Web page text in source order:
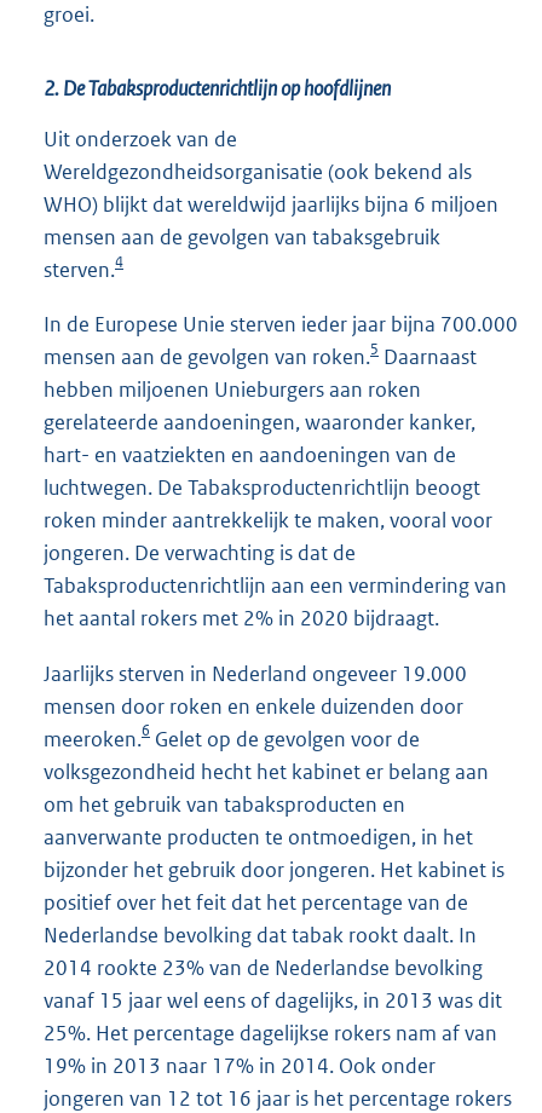
groei.
2. De Tabaksproductenrichtlijn op hoofdlijnen
Uit onderzoek van de
Wereldgezondheidsorganisatie (ook bekend als
WHO) blijkt dat wereldwijd jaarlijks bijna 6 miljoen
mensen aan de gevolgen van tabaksgebruik
sterven.4
In de Europese Unie sterven ieder jaar bijna 700.000
mensen aan de gevolgen van roken.5 Daarnaast
hebben miljoenen Unieburgers aan roken
gerelateerde aandoeningen, waaronder kanker,
hart- en vaatziekten en aandoeningen van de
luchtwegen. De Tabaksproductenrichtlijn beoogt
roken minder aantrekkelijk te maken, vooral voor
jongeren. De verwachting is dat de
Tabaksproductenrichtlijn aan een vermindering van
het aantal rokers met 2% in 2020 bijdraagt.
Jaarlijks sterven in Nederland ongeveer 19.000
mensen door roken en enkele duizenden door
meeroken.6 Gelet op de gevolgen voor de
volksgezondheid hecht het kabinet er belang aan
om het gebruik van tabaksproducten en
aanverwante producten te ontmoedigen, in het
bijzonder het gebruik door jongeren. Het kabinet is
positief over het feit dat het percentage van de
Nederlandse bevolking dat tabak rookt daalt. In
2014 rookte 23% van de Nederlandse bevolking
vanaf 15 jaar wel eens of dagelijks, in 2013 was dit
25%. Het percentage dagelijkse rokers nam af van
19% in 2013 naar 17% in 2014. Ook onder
jongeren van 12 tot 16 jaar is het percentage rokers